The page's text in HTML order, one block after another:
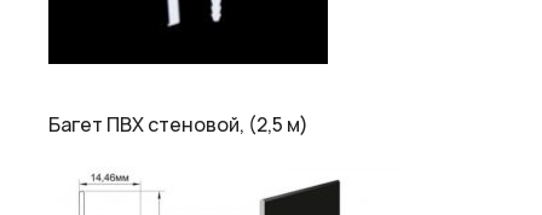
Багет ПВХ стеновой, (2,5 м)